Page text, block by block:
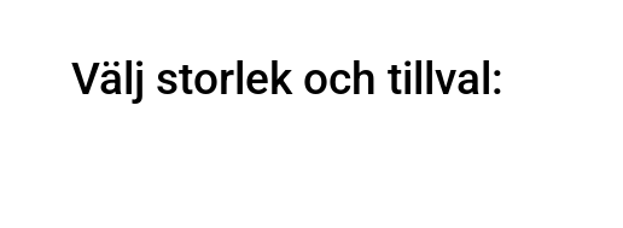
Välj storlek och tillval: